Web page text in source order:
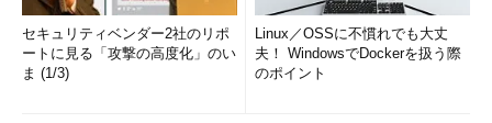
セキュリティベンダー2社のリポ
ートに見る「攻撃の高度化」のい
ま (1/3)
Linux／OSSに不慣れでも大丈
夫！ WindowsでDockerを扱う際
のポイント